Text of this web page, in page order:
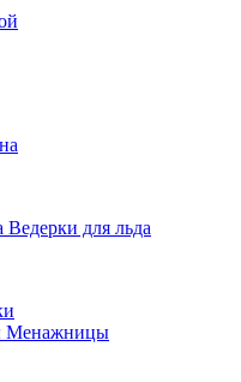
Ведерки для льда
Менажницы